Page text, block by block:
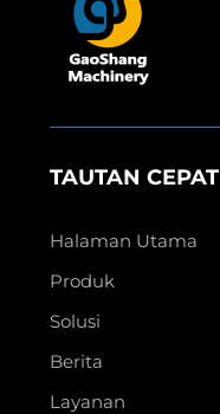
TAUTAN CEPAT
Halaman Utama
Produk
Solusi
Berita
Layanan